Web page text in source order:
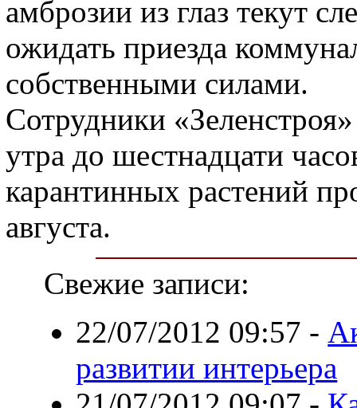
амброзии из глаз текут
ожидать приезда
собственными силами.
Сотрудники
утра до шестнадцати
карантинных растений
августа.
Свежие записи:
22/07/2012 09:57 -
развитии интерьера